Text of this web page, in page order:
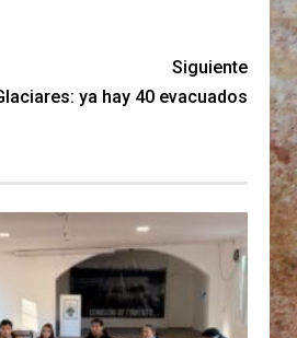
Siguiente
ya hay 40 evacuados